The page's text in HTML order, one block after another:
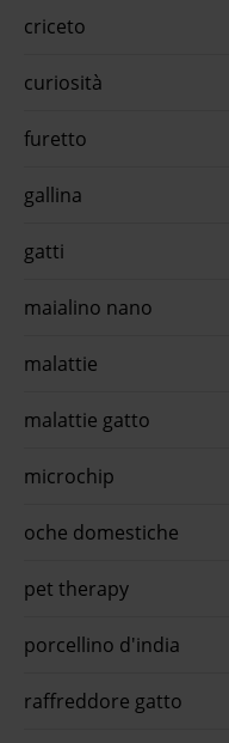
criceto
curiosità
furetto
gallina
gatti
maialino nano
malattie
malattie gatto
microchip
oche domestiche
pet therapy
porcellino d'india
raffreddore gatto